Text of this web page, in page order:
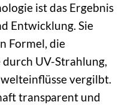
ist das Ergebnis
Entwicklung. Sie
Formel, die
UV-Strahlung,
vergilbt.
transparent und